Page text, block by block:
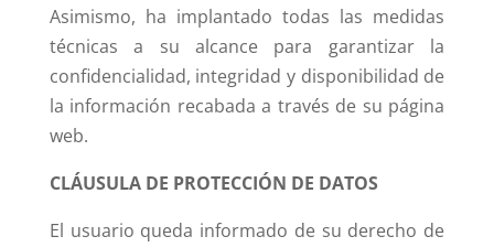
Asimismo, ha implantado todas las medidas
técnicas a su alcance para garantizar la
confidencialidad, integridad y disponibilidad de
la información recabada a través de su página
web.
CLÁUSULA DE PROTECCIÓN DE DATOS
El usuario queda informado de su derecho de